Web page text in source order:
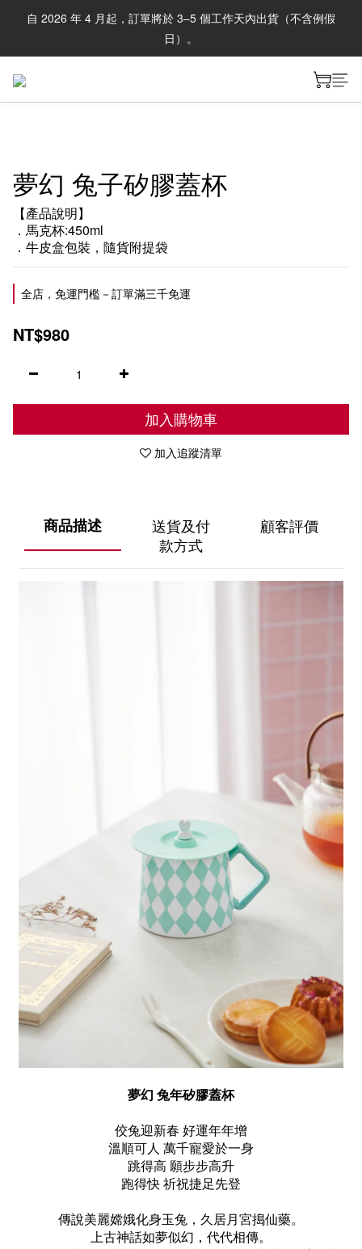
自 2026 年 4 月起，訂單將於 3–5 個工作天內出貨（不含例假
日）。
夢幻 兔子矽膠蓋杯
【產品說明】
．馬克杯:450ml
．牛皮盒包裝，隨貨附提袋
全店，免運門檻－訂單滿三千免運
NT$980
加入購物車
加入追蹤清單
商品描述
送貨及付
款方式
顧客評價
夢幻 兔年矽膠蓋杯
佼兔迎新春 好運年年增
溫順可人 萬千寵愛於一身
跳得高 願步步高升
跑得快 祈祝捷足先登
傳說美麗嫦娥化身玉兔，久居月宮搗仙藥。
上古神話如夢似幻，代代相傳。